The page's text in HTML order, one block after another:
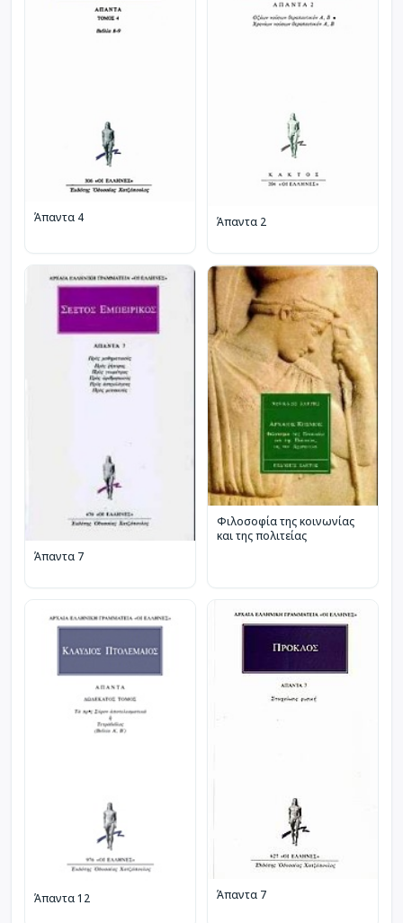
Άπαντα 4 Άπαντα 2
Άπαντα 7
Φιλοσοφία της κοινωνίας
και της πολιτείας
Άπαντα 12 Άπαντα 7